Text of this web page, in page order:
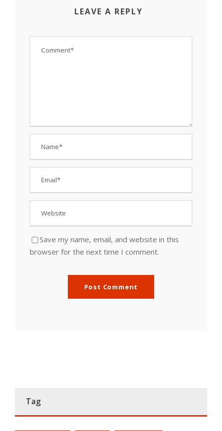
LEAVE A REPLY
Save my name, email, and website in this
browser for the next time I comment.
Tag